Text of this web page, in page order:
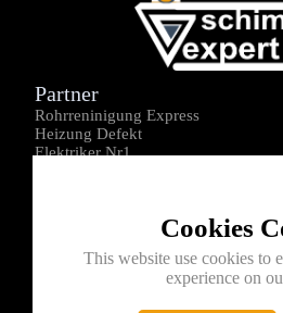
Cookies
This website use cookies to
experience on
Partner
Rohrreninigung Express
Heizung Defekt
Elektriker Nr1
Kontakt